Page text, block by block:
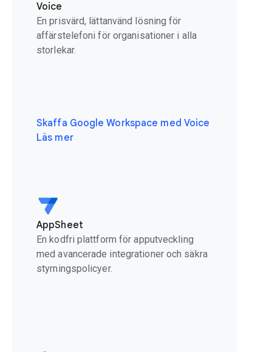
Voice
En prisvärd, lättanvänd lösning för
affärstelefoni för organisationer i alla
storlekar.
Skaffa Google Workspace med Voice
Läs mer
AppSheet
En kodfri plattform för apputveckling
med avancerade integrationer och säkra
styrningspolicyer.